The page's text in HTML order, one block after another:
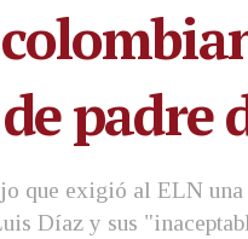
que exigió al ELN
Díaz y sus